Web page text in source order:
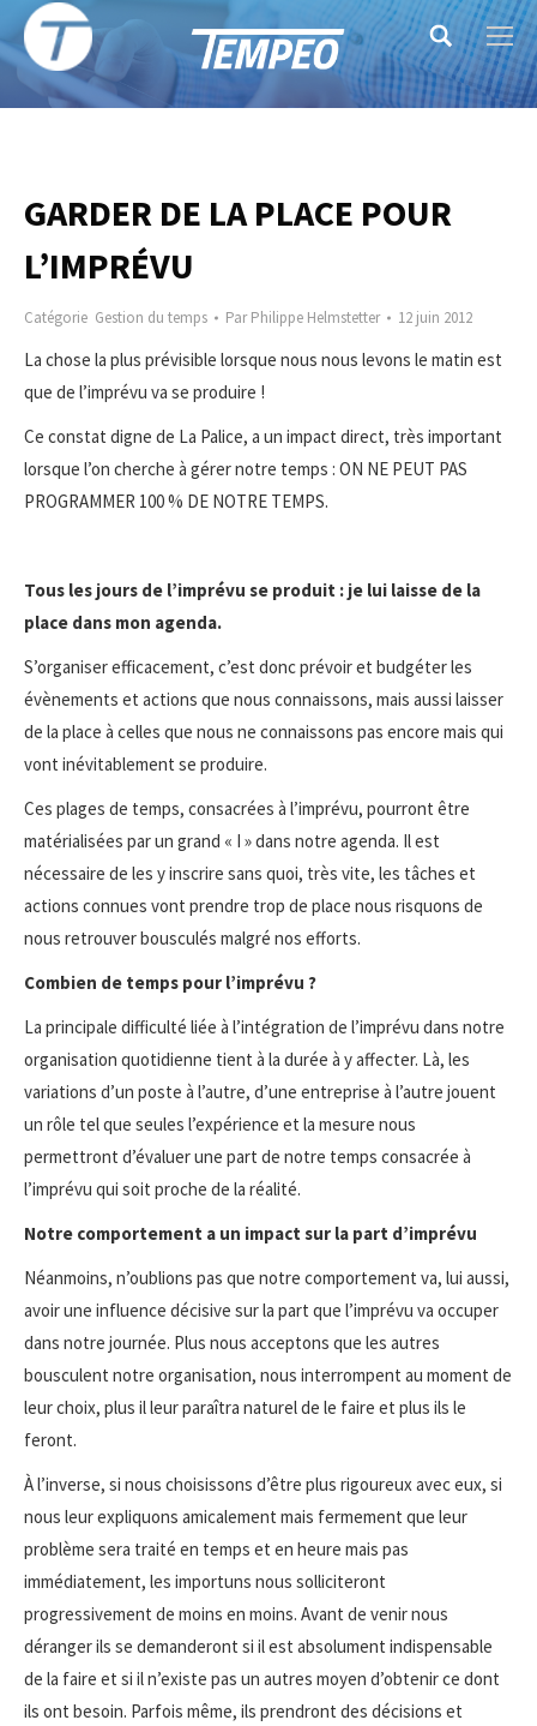
Search:
GARDER DE LA PLACE POUR
L’IMPRÉVU
Catégorie Gestion du temps ParPhilippe Helmstetter 12 juin 2012
La chose la plus prévisible lorsque nous nous levons le matin est
que de l’imprévu va se produire !
Ce constat digne de La Palice, a un impact direct, très important
lorsque l’on cherche à gérer notre temps : ON NE PEUT PAS
PROGRAMMER 100 % DE NOTRE TEMPS.
Tous les jours de l’imprévu se produit : je lui laisse de la
place dans mon agenda.
S’organiser efficacement, c’est donc prévoir et budgéter les
évènements et actions que nous connaissons, mais aussi laisser
de la place à celles que nous ne connaissons pas encore mais qui
vont inévitablement se produire.
Ces plages de temps, consacrées à l’imprévu, pourront être
matérialisées par un grand « I » dans notre agenda. Il est
nécessaire de les y inscrire sans quoi, très vite, les tâches et
actions connues vont prendre trop de place nous risquons de
nous retrouver bousculés malgré nos efforts.
Combien de temps pour l’imprévu ?
La principale difficulté liée à l’intégration de l’imprévu dans notre
organisation quotidienne tient à la durée à y affecter. Là, les
variations d’un poste à l’autre, d’une entreprise à l’autre jouent
un rôle tel que seules l’expérience et la mesure nous
permettront d’évaluer une part de notre temps consacrée à
l’imprévu qui soit proche de la réalité.
Notre comportement a un impact sur la part d’imprévu
Néanmoins, n’oublions pas que notre comportement va, lui aussi,
avoir une influence décisive sur la part que l’imprévu va occuper
dans notre journée. Plus nous acceptons que les autres
bousculent notre organisation, nous interrompent au moment de
leur choix, plus il leur paraîtra naturel de le faire et plus ils le
feront.
À l’inverse, si nous choisissons d’être plus rigoureux avec eux, si
nous leur expliquons amicalement mais fermement que leur
problème sera traité en temps et en heure mais pas
immédiatement, les importuns nous solliciteront
progressivement de moins en moins. Avant de venir nous
déranger ils se demanderont si il est absolument indispensable
de la faire et si il n’existe pas un autres moyen d’obtenir ce dont
ils ont besoin. Parfois même, ils prendront des décisions et